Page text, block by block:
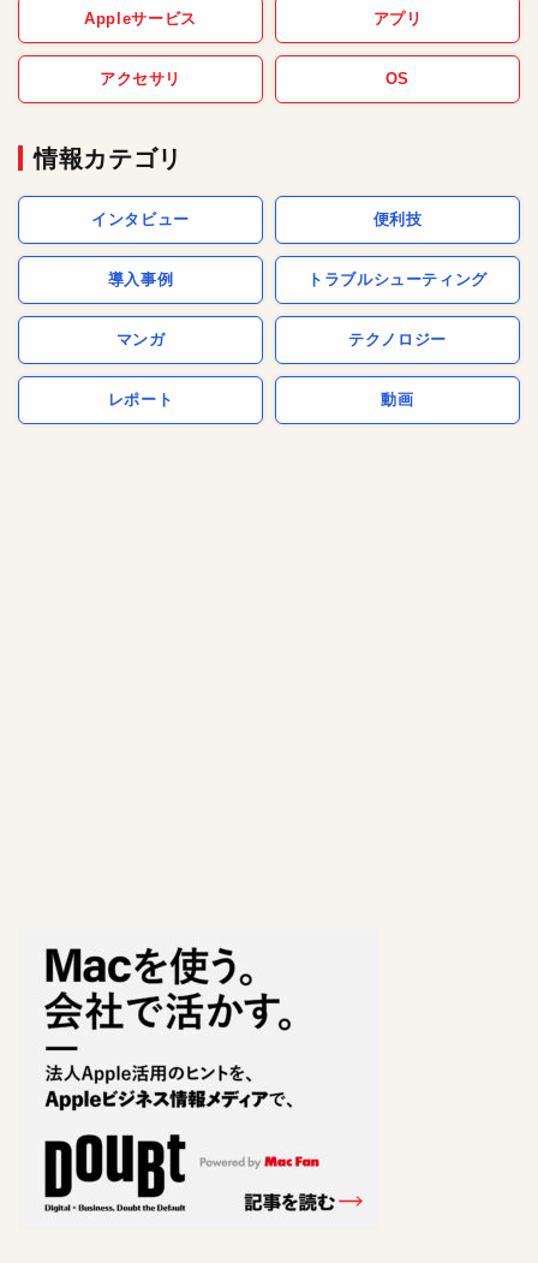
Appleサービス アプリ
アクセサリ OS
情報カテゴリ
インタビュー 便利技
導入事例 トラブルシューティング
マンガ テクノロジー
レポート 動画